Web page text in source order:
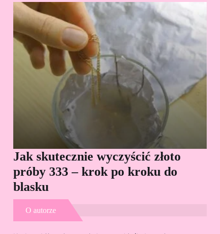
Jak skutecznie wyczyścić złoto
próby 333 – krok po kroku do
blasku
O autorze